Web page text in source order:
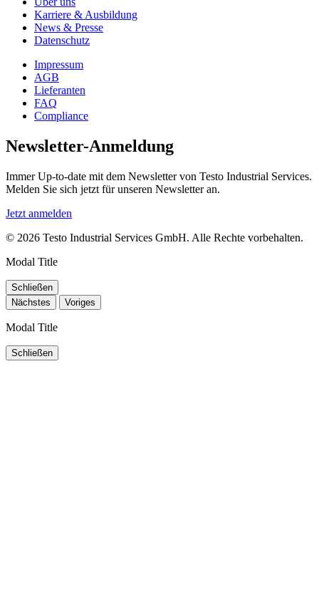
Karriere & Ausbildung
News & Presse
Datenschutz
Impressum
AGB
Lieferanten
FAQ
Compliance
Newsletter-Anmeldung
Immer Up-to-date mit dem Newsletter von Testo Industrial Services.
Melden Sie sich jetzt für unseren Newsletter an.
Jetzt anmelden
© 2026 Testo Industrial Services GmbH. Alle Rechte vorbehalten.
Modal Title
Schließen
Nächstes
Voriges
Modal Title
Schließen